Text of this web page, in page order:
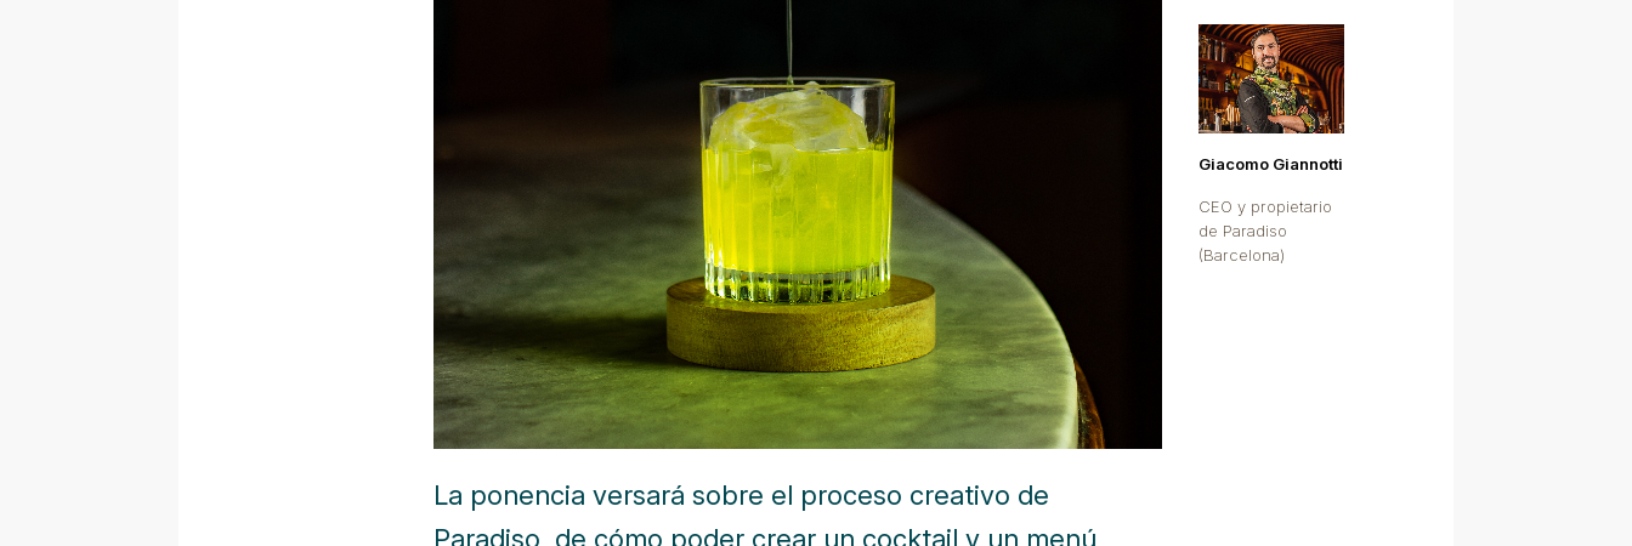
La ponencia versará sobre el proceso creativo de
Paradiso, de cómo poder crear un cocktail y un menú
Giacomo Giannotti
CEO y propietario
de Paradiso
(Barcelona)